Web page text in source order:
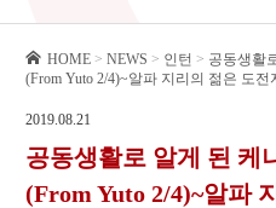
HOME > NEWS > 인턴 > 공동생활
(From Yuto 2/4)~알파 지리의 젊은 도전
2019.08.21
공동생활로 알게 된 케
(From Yuto 2/4)~알파